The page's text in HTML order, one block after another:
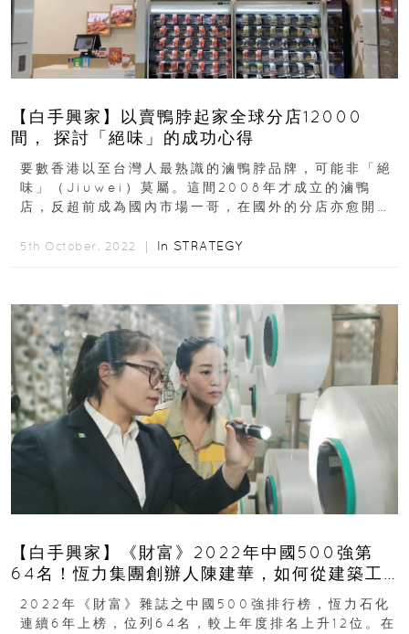
【白手興家】以賣鴨脖起家全球分店12000
間， 探討「絕味」的成功心得
要數香港以至台灣人最熟識的滷鴨脖品牌，可能非「絕
味」（Jiuwei）莫屬。這間2008年才成立的滷鴨
店，反超前成為國內市場一哥，在國外的分店亦愈開愈
5th October, 2022 ｜ In STRATEGY
【白手興家】《財富》2022年中國500強第
64名！恆力集團創辦人陳建華，如何從建築工
人化身世界化纖鉅子
2022年《財富》雜誌之中國500強排行榜，恆力石化
連續6年上榜，位列64名，較上年度排名上升12位。在